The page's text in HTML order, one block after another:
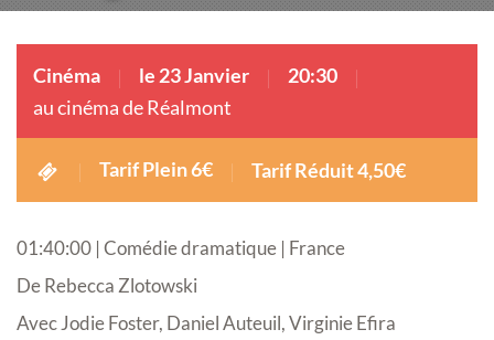
Cinéma le 23 Janvier
20:30
au cinéma de Réalmont
Tarif Plein 6€ Tarif Réduit 4,50€
01:40:00 | Comédie dramatique | France
De Rebecca Zlotowski
Avec Jodie Foster, Daniel Auteuil, Virginie Efira